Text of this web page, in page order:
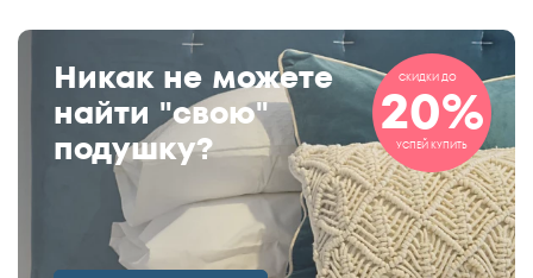
Никак не можете
найти "свою"
подушку?
СКИДКИ ДО
20%
УСПЕЙ КУПИТЬ